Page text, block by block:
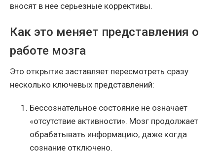
вносят в нее серьезные коррективы.
Как это меняет представления о
работе мозга
Это открытие заставляет пересмотреть сразу
несколько ключевых представлений:
Бессознательное состояние не означает
«отсутствие активности». Мозг продолжает
обрабатывать информацию, даже когда
сознание отключено.